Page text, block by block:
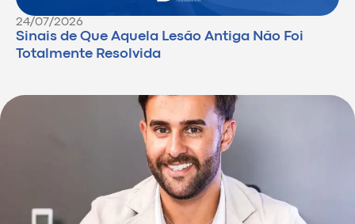
24/07/2026
Sinais de Que Aquela Lesão Antiga Não Foi
Totalmente Resolvida